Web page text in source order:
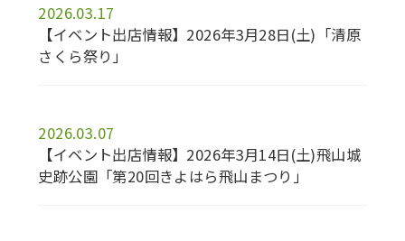
2026.03.17
【イベント出店情報】2026年3月28日(土)「清原
さくら祭り」
2026.03.07
【イベント出店情報】2026年3月14日(土)飛山城
史跡公園「第20回きよはら飛山まつり」